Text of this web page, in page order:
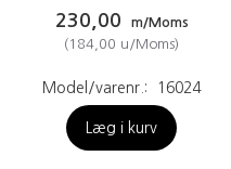
230,00
m/Moms
(184,00 u/Moms)
Model/varenr.: 16024
Læg i kurv